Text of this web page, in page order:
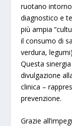
ruotano
diagnostico e
più ampia
il consumo di
verdura,
Questa
divulgazione
clinica –
prevenzione.
Grazie